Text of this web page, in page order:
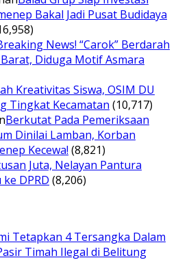
Bakal Jadi Pusat Budidaya
News! “Carok” Berdarah
Diduga Motif Asmara
Kreativitas Siswa, OSIM DU
Tingkat Kecamatan (10,717)
Berkutat Pada Pemeriksaan
Dinilai Lamban, Korban
Kecewa! (8,821)
Juta, Nelayan Pantura
DPRD (8,206)